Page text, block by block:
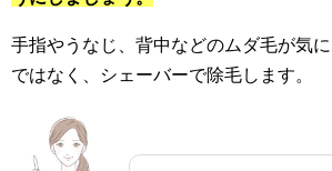
手指やうなじ、背中などのムダ毛が気
ではなく、シェーバーで除毛します。